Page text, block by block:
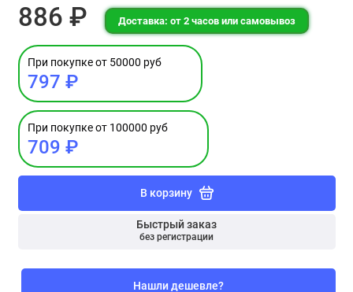
886 ₽ Доставка: от 2 часов или самовывоз
При покупке от 50000 руб
797 ₽
При покупке от 100000 руб
709 ₽
В корзину
Быстрый заказ
без регистрации
Нашли дешевле?